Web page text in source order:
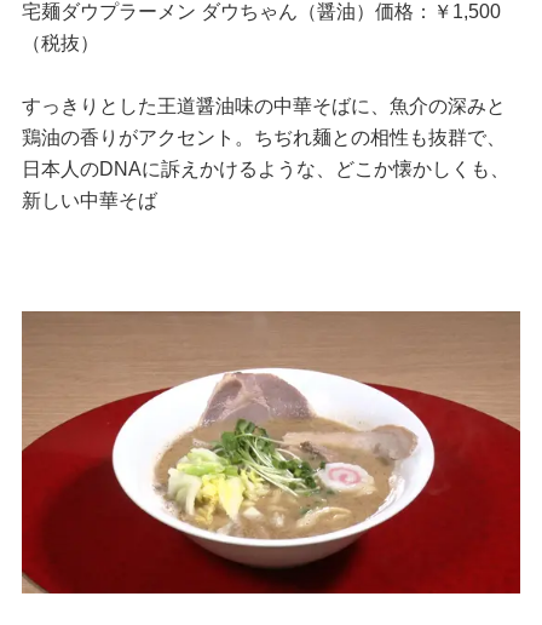
宅麺ダウプラーメン ダウちゃん（醤油）価格：￥1,500
（税抜）
すっきりとした王道醤油味の中華そばに、魚介の深みと
鶏油の香りがアクセント。ちぢれ麺との相性も抜群で、
日本人のDNAに訴えかけるような、どこか懐かしくも、
新しい中華そば